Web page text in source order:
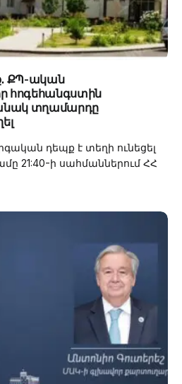
ՔՊ-ական
հոգեհանգստին
տղամարդը
դեպք է տեղի ունեցել
21:40-ի սահմաններում ՀՀ